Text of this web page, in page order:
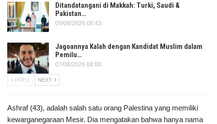
Ditandatangani di Makkah: Turki, Saudi &
Pakistan…
09/08/2026 06:43
Jagoannya Kalah dengan Kandidat Muslim dalam
Pemilu…
07/08/2026 08:00
PREV NEXT
Ashraf (43), adalah salah satu orang Palestina yang memiliki
kewarganegaraan Mesir. Dia mengatakan bahwa hanya nama